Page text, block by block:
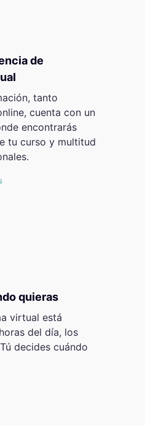
de
tanto
cuenta con un
encontrarás
tu curso y multitud
quieras
virtual está
del día, los
decides cuándo